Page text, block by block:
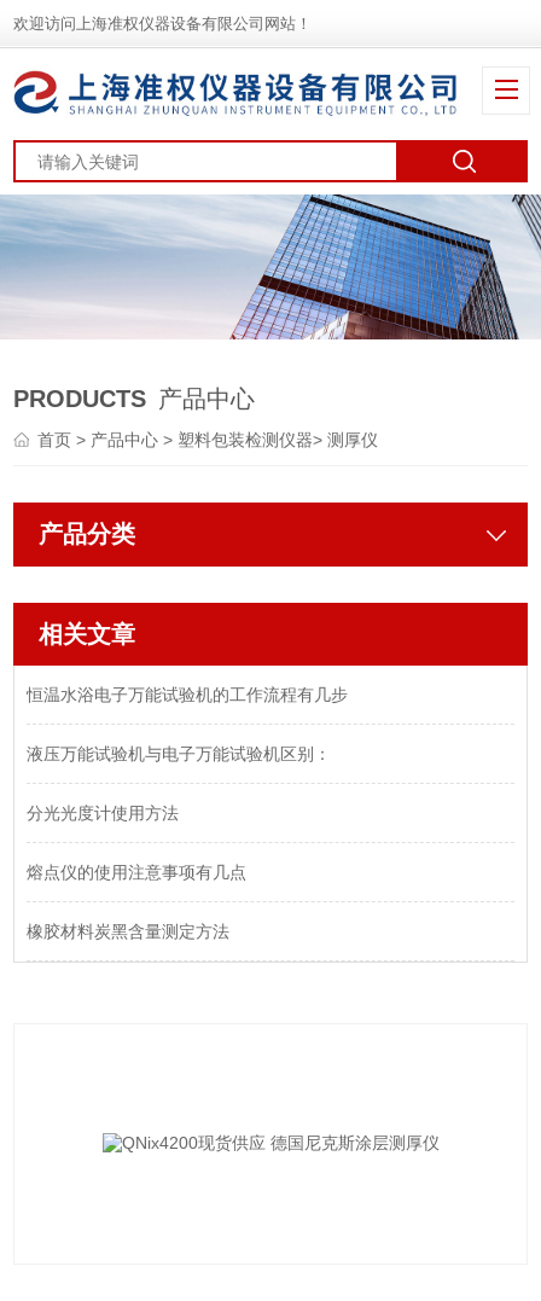
欢迎访问上海准权仪器设备有限公司网站！
PRODUCTS 产品中心
首页> 产品中心> 塑料包装检测仪器>测厚仪
产品分类
相关文章
恒温水浴电子万能试验机的工作流程有几步
液压万能试验机与电子万能试验机区别：
分光光度计使用方法
熔点仪的使用注意事项有几点
橡胶材料炭黑含量测定方法